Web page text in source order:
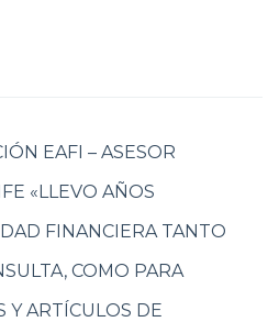
EAFI – ASESOR
«LLEVO AÑOS
FINANCIERA TANTO
COMO PARA
Y ARTÍCULOS DE